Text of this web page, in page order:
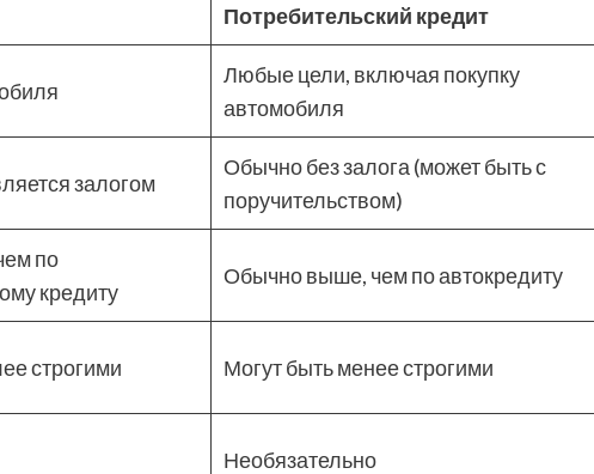
Потребительский кредит
Любые цели, включая покупку
автомобиля
залогом
Обычно без залога (может быть с
поручительством)
по
кредиту
Обычно выше, чем по автокредиту
строгими Могут быть менее строгими
Необязательно